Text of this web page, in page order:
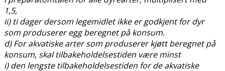
1,5,
ii) ti dager dersom legemidlet ikke er godkjent for dyr
som produserer egg beregnet på konsum.
d) For akvatiske arter som produserer kjøtt beregnet på
konsum, skal tilbakeholdelsestiden være minst
i) den lengste tilbakeholdelsestiden for de akvatiske